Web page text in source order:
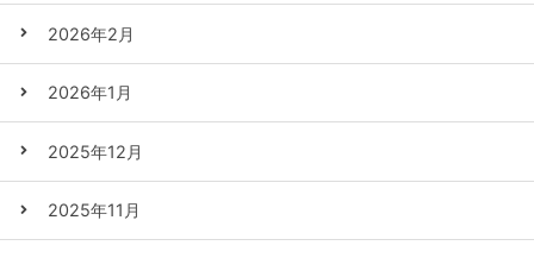
2026年2月
2026年1月
2025年12月
2025年11月